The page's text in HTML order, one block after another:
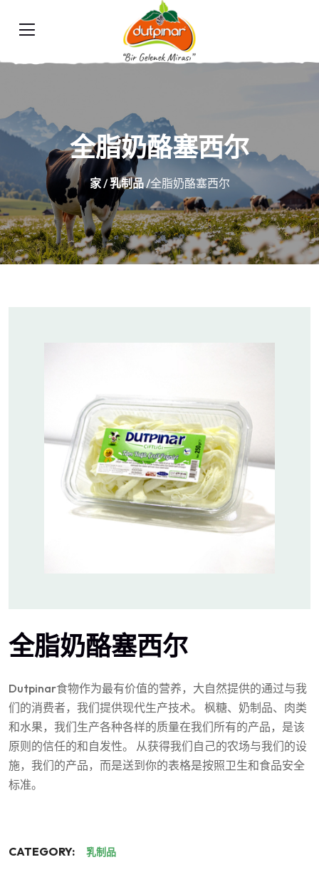
全脂奶酪塞西尔
家/乳制品/全脂奶酪塞西尔
全脂奶酪塞西尔
Dutpinar食物作为最有价值的营养，大自然提供的通过与我
们的消费者，我们提供现代生产技术。 枫糖、奶制品、肉类
和水果，我们生产各种各样的质量在我们所有的产品，是该
原则的信任的和自发性。 从获得我们自己的农场与我们的设
施，我们的产品，而是送到你的表格是按照卫生和食品安全
标准。
CATEGORY: 乳制品